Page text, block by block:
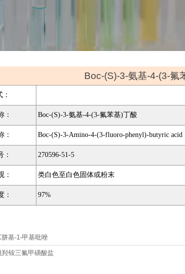
Boc-(S)-3-氨基-4-(3-氟
： Boc-(S)-3-氨基-4-(3-氟苯基)丁酸
： Boc-(S)-3-Amino-4-(3-fluoro-phenyl)-butyric acid
270596-51-5
类白色至白色固体或粉末
97%
基-1-甲基吡唑
羟铵三氟甲磺酸盐